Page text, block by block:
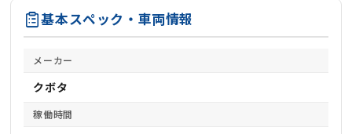
基本スペック・車両情報
メーカー
クボタ
稼働時間